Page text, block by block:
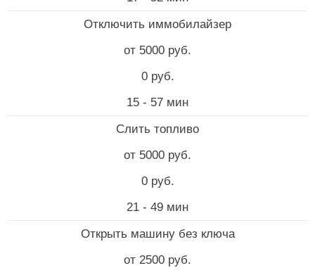
Отключить иммобилайзер
от 5000 руб.
0 руб.
15 - 57 мин
Слить топливо
от 5000 руб.
0 руб.
21 - 49 мин
Открыть машину без ключа
от 2500 руб.